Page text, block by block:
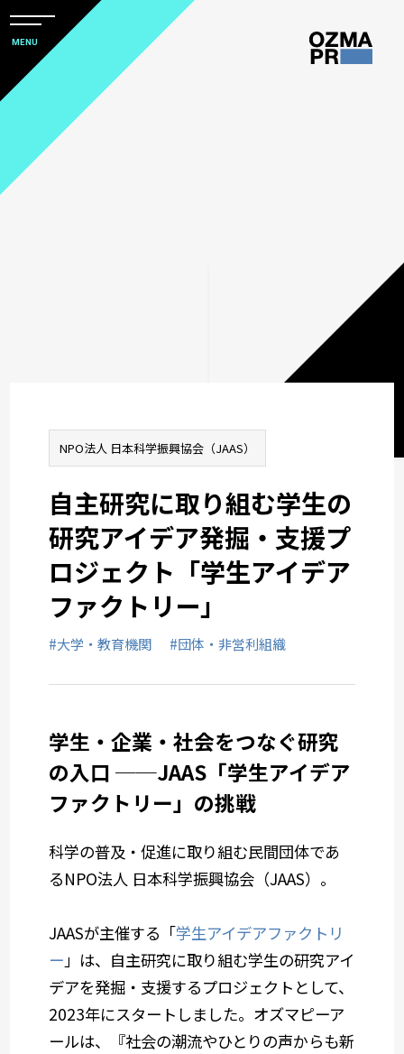
本
文
キ
ー
ル
メ
ニ
ュ
ー
MENU
NPO法人 日本科学振興協会（JAAS）
自主研究に取り組む学生の
研究アイデア発掘・支援プ
ロジェクト「学生アイデア
ファクトリー」
#大学・教育機関 #団体・非営利組織
学生・企業・社会をつなぐ研究
の入口 ──JAAS「学生アイデア
ファクトリー」の挑戦
科学の普及・促進に取り組む民間団体であ
るNPO法人 日本科学振興協会（JAAS）。
JAASが主催する「学生アイデアファクトリ
ー」は、自主研究に取り組む学生の研究アイ
デアを発掘・支援するプロジェクトとして、
2023年にスタートしました。オズマピーア
ールは、『社会の潮流やひとりの声からも新
■アイデアは変わってい
い。成長を最優先する理由
■「参加して終わり」にし
ットワークの拡張～
■意欲ある学生と、関係を
育てていく場
すべて
PRをコアにしたマーケティングコミュニ
コーポレートコミュニケーション
ヘルスケアコミュニケーション
統合コミュニケーション
ソーシャルチェンジコミュニケーション
関西オフィス
業種から選ぶ